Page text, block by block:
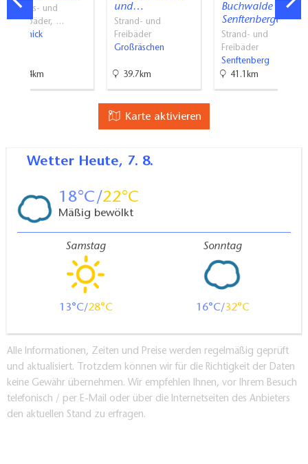
Erlebnis- und
Spaßbäder, …
Krausnick
57.4km
und…
Strand- und
Freibäder
Großräschen
39.7km
Buchwalde -
Senftenberger…
Strand- und
Freibäder
Senftenberg
41.1km
Karte aktivieren
Wetter Heute, 7. 8.
18 22
Mäßig bewölkt
Samstag
13 28
Sonntag
16 32
Alle Informationen, Zeiten und Preise werden regelmäßig geprüft
und aktualisiert. Trotzdem können wir für die Richtigkeit der Daten
keine Gewähr übernehmen. Wir empfehlen Ihnen, vor Ihrem Besuch
telefonisch / per E-Mail oder über die Internetseiten des Anbieters
den aktuellen Stand zu erfragen.